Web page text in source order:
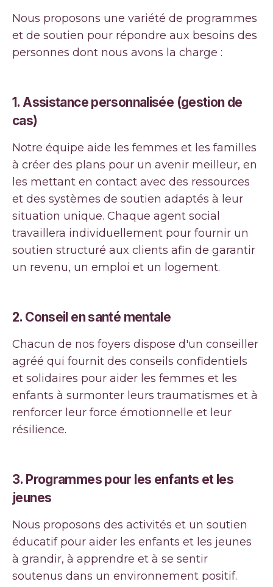
Nous proposons une variété de programmes
et de soutien pour répondre aux besoins des
personnes dont nous avons la charge :
1. Assistance personnalisée (gestion de
cas)
Notre équipe aide les femmes et les familles
à créer des plans pour un avenir meilleur, en
les mettant en contact avec des ressources
et des systèmes de soutien adaptés à leur
situation unique. Chaque agent social
travaillera individuellement pour fournir un
soutien structuré aux clients afin de garantir
un revenu, un emploi et un logement.
2. Conseil en santé mentale
Chacun de nos foyers dispose d'un conseiller
agréé qui fournit des conseils confidentiels
et solidaires pour aider les femmes et les
enfants à surmonter leurs traumatismes et à
renforcer leur force émotionnelle et leur
résilience.
3. Programmes pour les enfants et les
jeunes
Nous proposons des activités et un soutien
éducatif pour aider les enfants et les jeunes
à grandir, à apprendre et à se sentir
soutenus dans un environnement positif.